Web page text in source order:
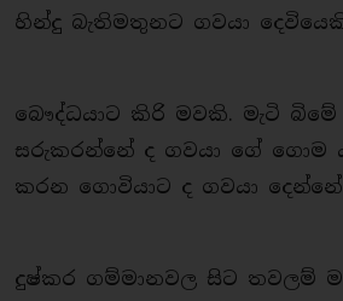
හින්දු බැතිමතුනට ගවයා
බෞද්ධයාට කිරි මවකි. මැටි ‍බිමේ
සරුකරන්නේ ද ගවයා ගේ ගොම
කරන ගොවියාට ද ගවයා
දුෂ්කර ගම්මානවල සිට තවලම්